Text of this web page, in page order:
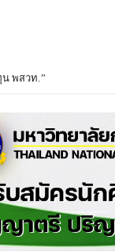
พสวท.” และ “โครงก